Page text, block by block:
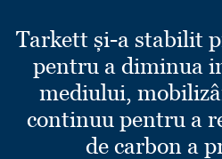
Tarkett și-a stabilit
pentru a diminua
mediului,
continuu pentru a
de carbon a